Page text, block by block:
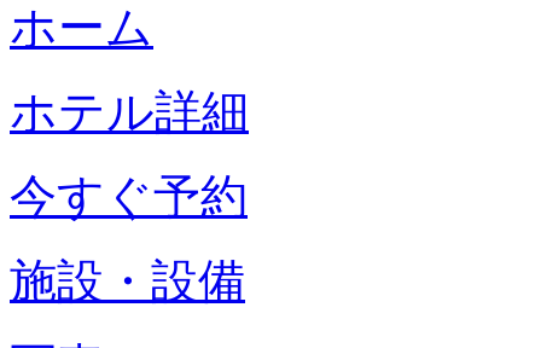
ホーム
ホテル詳細
今すぐ予約
施設・設備